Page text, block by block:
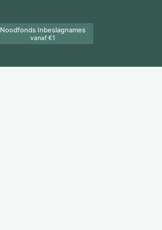
Noodfonds Inbeslagnames
vanaf €1